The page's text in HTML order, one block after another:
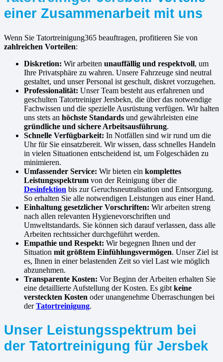
einer Zusammenarbeit mit uns
Wenn Sie Tatortreinigung365 beauftragen, profitieren Sie von
zahlreichen Vorteilen:
Diskretion: Wir arbeiten unauffällig und respektvoll, um
Ihre Privatsphäre zu wahren. Unsere Fahrzeuge sind neutral
gestaltet, und unser Personal ist geschult, diskret vorzugehen.
Professionalität: Unser Team besteht aus erfahrenen und
geschulten Tatortreiniger Jersbekn, die über das notwendige
Fachwissen und die spezielle Ausrüstung verfügen. Wir halten
uns stets an höchste Standards und gewährleisten eine
gründliche und sichere Arbeitsausführung.
Schnelle Verfügbarkeit: In Notfällen sind wir rund um die
Uhr für Sie einsatzbereit. Wir wissen, dass schnelles Handeln
in vielen Situationen entscheidend ist, um Folgeschäden zu
minimieren.
Umfassender Service: Wir bieten ein komplettes
Leistungsspektrum von der Reinigung über die
Desinfektion bis zur Geruchsneutralisation und Entsorgung.
So erhalten Sie alle notwendigen Leistungen aus einer Hand.
Einhaltung gesetzlicher Vorschriften: Wir arbeiten streng
nach allen relevanten Hygienevorschriften und
Umweltstandards. Sie können sich darauf verlassen, dass alle
Arbeiten rechtssicher durchgeführt werden.
Empathie und Respekt: Wir begegnen Ihnen und der
Situation mit größtem Einfühlungsvermögen. Unser Ziel ist
es, Ihnen in einer belastenden Zeit so viel Last wie möglich
abzunehmen.
Transparente Kosten: Vor Beginn der Arbeiten erhalten Sie
eine detaillierte Aufstellung der Kosten. Es gibt keine
versteckten Kosten oder unangenehme Überraschungen bei
derTatortreinigung.
Unser Leistungsspektrum bei
der Tatortreinigung für Jersbek